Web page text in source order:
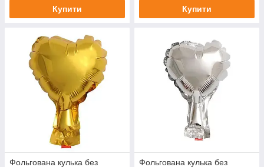
Купити Купити
Фольгована кулька без
Фольгована кулька без